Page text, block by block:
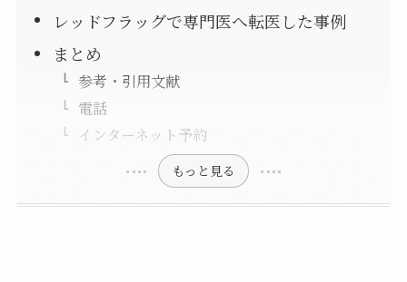
レッドフラッグで専門医へ転医した事例
まとめ
参考・引用文献
電話
インターネット予約
もっと見る